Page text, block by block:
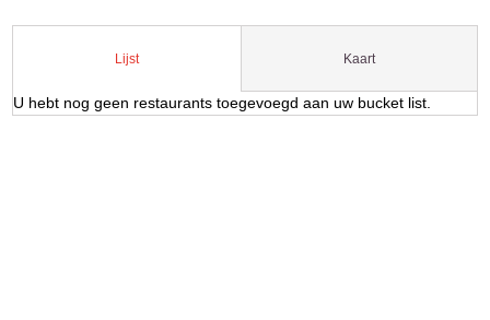
Lijst Kaart
U hebt nog geen restaurants toegevoegd aan uw bucket list.